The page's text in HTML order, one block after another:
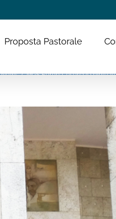
Proposta Pastorale
News MGS Europa, esercizi